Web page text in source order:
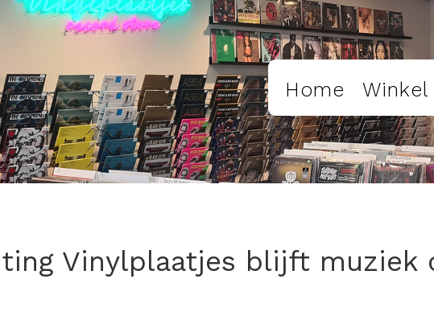
Home Winkel
Vinylplaatjes blijft muziek